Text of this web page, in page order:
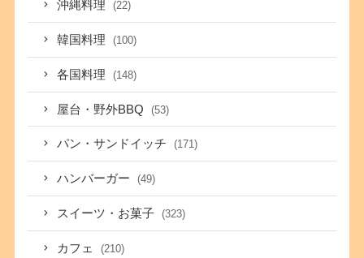
沖縄料理 (22)
韓国料理 (100)
各国料理 (148)
屋台・野外BBQ (53)
パン・サンドイッチ (171)
ハンバーガー (49)
スイーツ・お菓子 (323)
カフェ (210)